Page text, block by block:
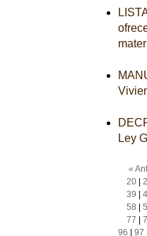
Ley
«
20|
39
58
77
96
97